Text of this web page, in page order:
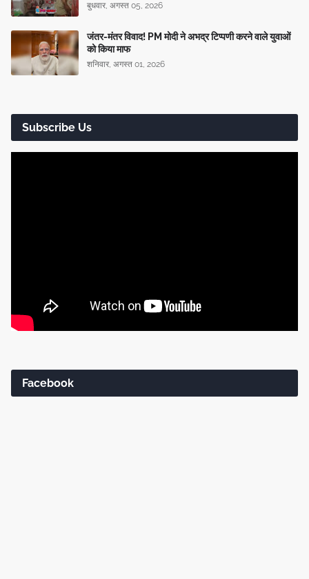
बुधवार, अगस्त 05, 2026
जंतर-मंतर विवाद! PM मोदी ने अभद्र टिप्पणी करने वाले युवाओं
को किया माफ
शनिवार, अगस्त 01, 2026
Subscribe Us
Facebook